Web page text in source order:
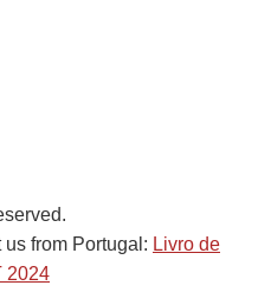
us from Portugal: Livro de
2024